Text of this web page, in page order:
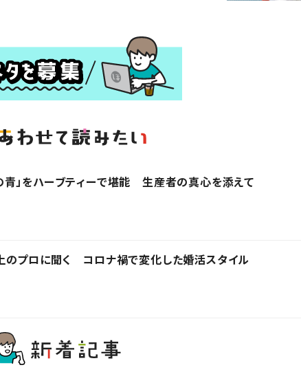
青」をハーブティーで堪能 生産者の真心を添えて
プロに聞く コロナ禍で変化した婚活スタイル